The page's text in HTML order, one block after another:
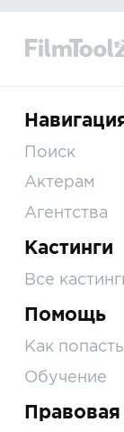
Поиск
Актерам
Агентства
Кастинги
Все
Помощь
Как
Обучение